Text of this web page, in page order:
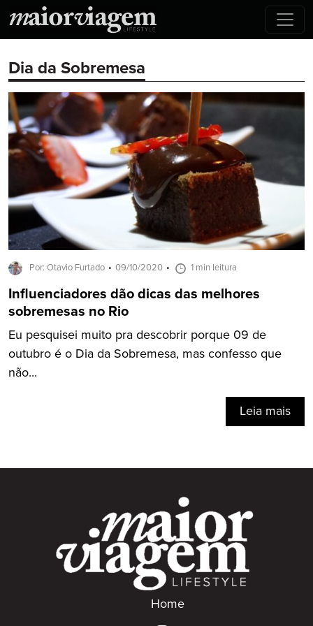
Dia da Sobremesa
Por: Otavio Furtado 09/10/2020 1 min leitura
Influenciadores dão dicas das melhores
sobremesas no Rio
Eu pesquisei muito pra descobrir porque 09 de
outubro é o Dia da Sobremesa, mas confesso que
não...
Leia mais
Home